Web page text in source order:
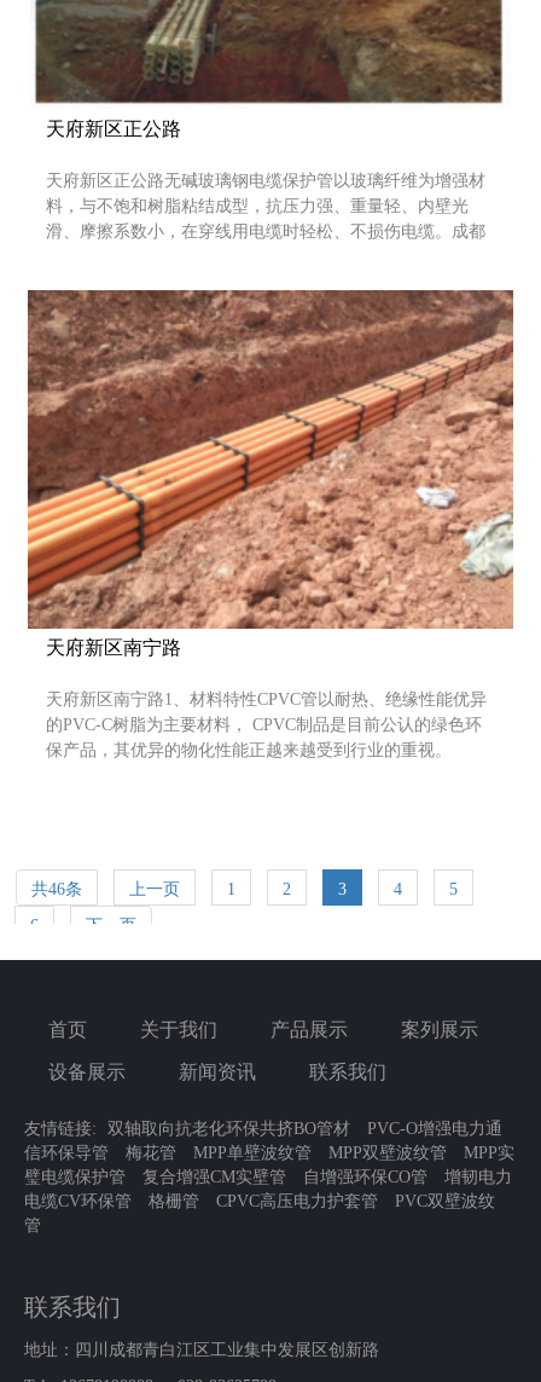
天府新区正公路
天府新区正公路无碱玻璃钢电缆保护管以玻璃纤维为增强材
料，与不饱和树脂粘结成型，抗压力强、重量轻、内壁光
滑、摩擦系数小，在穿线用电缆时轻松、不损伤电缆。成都
壁管、CPVC高压电力护套管、MPP电力电缆保护管、MPP
单壁波纹管、增韧电力电缆CV环保管、HDPE单壁螺旋管、
塑
天府新区南宁路
天府新区南宁路1、材料特性CPVC管以耐热、绝缘性能优异
的PVC-C树脂为主要材料， CPVC制品是目前公认的绿色环
保产品，其优异的物化性能正越来越受到行业的重视。
3万
共46条 上一页 1 2 3 4
5
6
下一页
首页 关于我们 产品展示 案列展示
设备展示 新闻资讯 联系我们
友情链接: 双轴取向抗老化环保共挤BO管材
PVC-O增强电力通
信环保导管
梅花管 MPP单壁波纹管 MPP双壁波纹管
MPP实
璧电缆保护管
复合增强CM实壁管 自增强环保CO管
增韧电力
电缆CV环保管
格栅管 CPVC高压电力护套管
PVC双壁波纹
管
联系我们
地址：四川成都青白江区工业集中发展区创新路